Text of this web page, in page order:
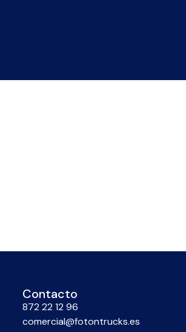
Contacto
872 22 12 96
comercial@fotontrucks.es